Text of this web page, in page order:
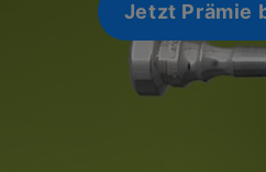
Jetzt Prämie